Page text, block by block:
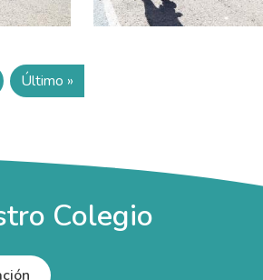
páginaÚltima página
Último »
Colegio